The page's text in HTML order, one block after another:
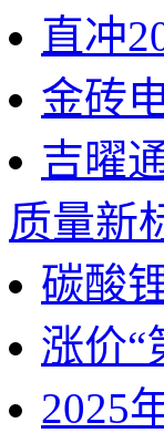
直冲
金砖
吉曜
质量新
碳酸
涨价“
2025